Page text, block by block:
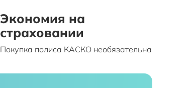
Экономия на
страховании
Покупка полиса КАСКО необязательна